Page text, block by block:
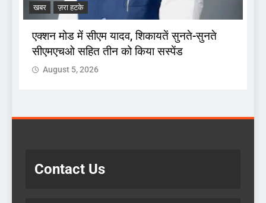
खबर ज़रा हटके
एक्शन मोड में सीएम यादव, शिकायतें सुनते-सुनते
सीएमएचओ सहित तीन को किया सस्पेंड
August 5, 2026
Contact Us